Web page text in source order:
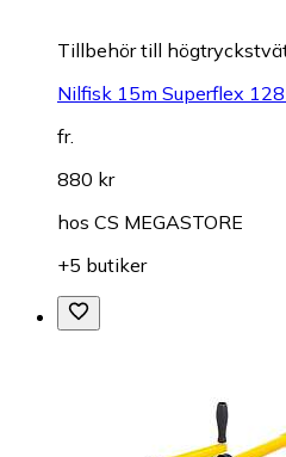
Tillbehör till
Nilfisk 15m Superflex
fr.
880 kr
hos CS MEGASTORE
+5 butiker